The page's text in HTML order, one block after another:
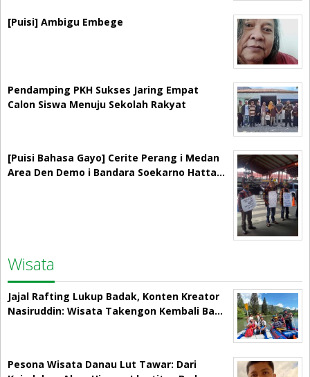
[Puisi] Ambigu Embege
Pendamping PKH Sukses Jaring Empat
Calon Siswa Menuju Sekolah Rakyat
[Puisi Bahasa Gayo] Cerite Perang i Medan
Area Den Demo i Bandara Soekarno Hatta…
Wisata
Jajal Rafting Lukup Badak, Konten Kreator
Nasiruddin: Wisata Takengon Kembali Ba…
Pesona Wisata Danau Lut Tawar: Dari